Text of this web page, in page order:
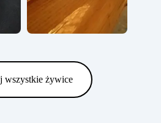
wszystkie żywice